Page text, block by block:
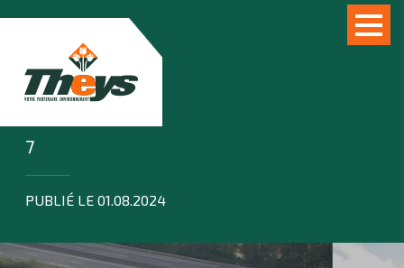
7
PUBLIÉ LE 01.08.2024